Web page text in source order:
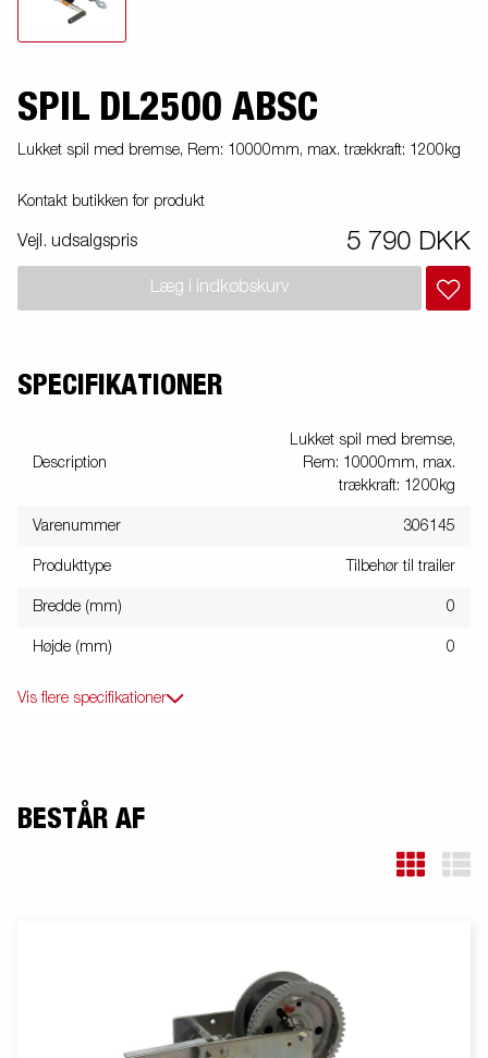
SPIL DL2500 ABSC
Lukket spil med bremse, Rem: 10000mm, max. trækkraft: 1200kg
Kontakt butikken for produkt
Vejl. udsalgspris 5 790 DKK
Læg i indkøbskurv
SPECIFIKATIONER
Description
Lukket spil med bremse,
Rem: 10000mm, max.
trækkraft: 1200kg
Varenummer 306145
Produkttype Tilbehør til trailer
Bredde (mm) 0
Højde (mm) 0
Vis flere specifikationer
BESTÅR AF